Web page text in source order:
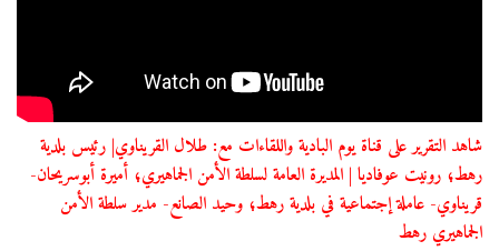
شاهد التقرير على قناة يوم البادية واللقاءات مع: طلال القريناوي| رئيس بلدية
رهط؛ رونيت عوفاديا | المديرة العامة لسلطة الأمن الجماهيري؛ أميرة أبوسريحان-
قريناوي- عاملة إجتماعية في بلدية رهط؛ وحيد الصانع- مدير سلطة الأمن
الجماهيري رهط